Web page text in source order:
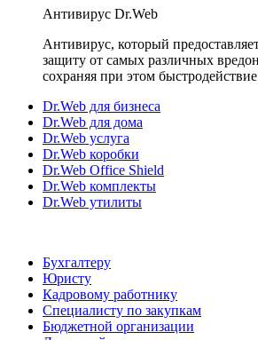
Антивирус Dr.Web
Антивирус, который
защиту от самых различных
сохраняя при этом
Dr.Web для бизнеса
Dr.Web для дома
Dr.Web услуга
Dr.Web коробки
Dr.Web Office Shield
Dr.Web комплекты
Dr.Web утилиты
Бухгалтеру
Юристу
Кадровому работнику
Специалисту по закупкам
Бюджетной организации